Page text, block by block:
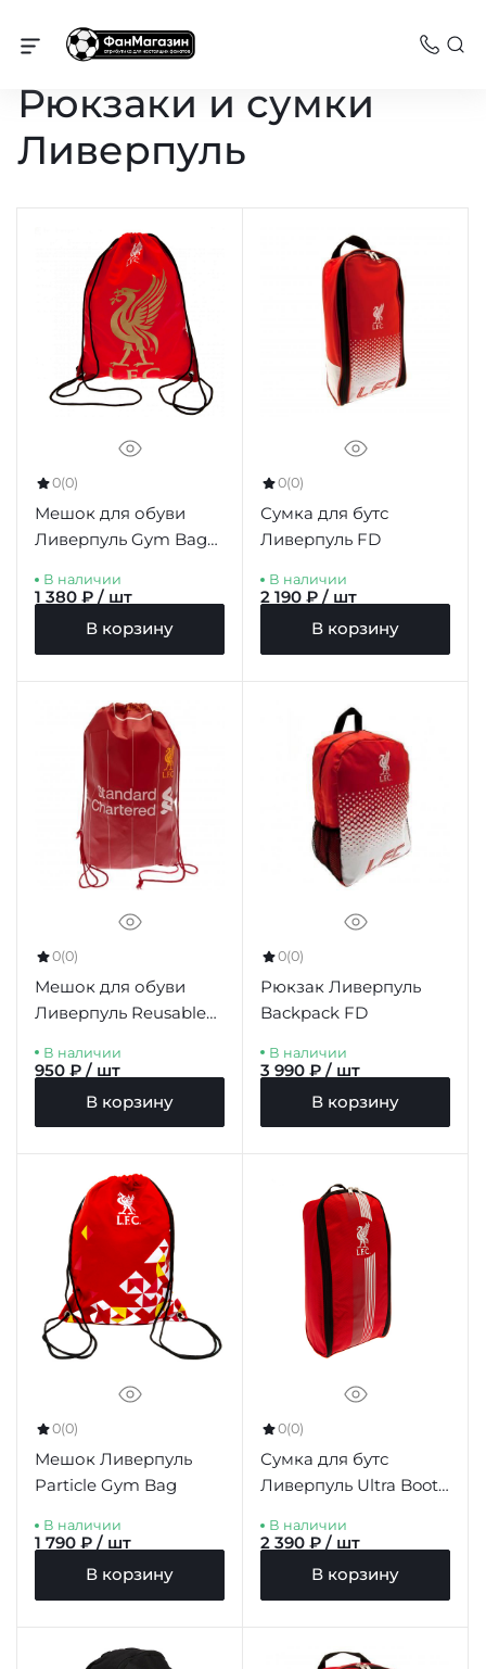
Ливерпуль
Рюкзаки и сумки
Ливерпуль
0(0)
Мешок для обуви
Ливерпуль Gym Bag
В наличии
1 380 ₽ / шт
В корзину
0(0)
Сумка для бутс
Ливерпуль FD
В наличии
2 190 ₽ / шт
В корзину
0(0)
Мешок для обуви
Ливерпуль Reusable
В наличии
950 ₽ / шт
В корзину
0(0)
Рюкзак Ливерпуль
Backpack FD
В наличии
3 990 ₽ / шт
В корзину
0(0)
Мешок Ливерпуль
Particle Gym Bag
В наличии
1 790 ₽ / шт
В корзину
0(0)
Сумка для бутс
Ливерпуль Ultra Boot
В наличии
2 390 ₽ / шт
В корзину